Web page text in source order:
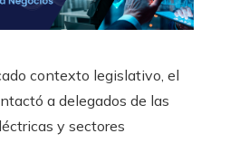
contexto legislativo, el
a delegados de las
y sectores